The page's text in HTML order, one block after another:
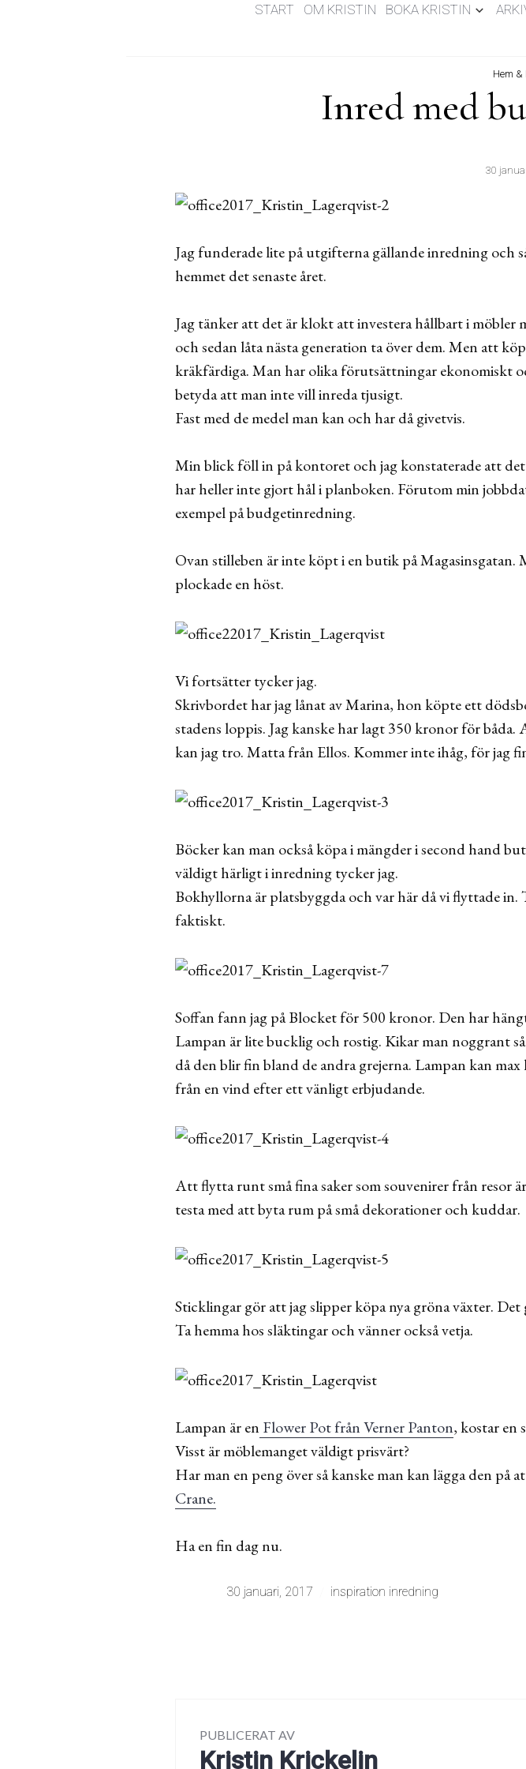
START OM KRISTIN BOKA KRISTIN
Hem &
Inred med
30
Jag funderade lite på utgifterna gällande inredning och
hemmet det senaste året.
Jag tänker att det är klokt att investera hållbart i möbler
och sedan låta nästa generation ta över dem. Men att
kräkfärdiga. Man har olika förutsättningar ekonomiskt
betyda att man inte vill inreda tjusigt.
Fast med de medel man kan och har då givetvis.
Min blick föll in på kontoret och jag konstaterade att
har heller inte gjort hål i planboken. Förutom min
exempel på budgetinredning.
Ovan stilleben är inte köpt i en butik på Magasinsgatan.
plockade en höst.
Vi fortsätter tycker jag.
Skrivbordet har jag lånat av Marina, hon köpte ett
stadens loppis. Jag kanske har lagt 350 kronor för
kan jag tro. Matta från Ellos. Kommer inte ihåg, för jag
Böcker kan man också köpa i mängder i second hand
väldigt härligt i inredning tycker jag.
Bokhyllorna är platsbyggda och var här då vi flyttade
faktiskt.
Soffan fann jag på Blocket för 500 kronor. Den har
Lampan är lite bucklig och rostig. Kikar man noggrant
då den blir fin bland de andra grejerna. Lampan kan
från en vind efter ett vänligt erbjudande.
Att flytta runt små fina saker som souvenirer från resor
testa med att byta rum på små dekorationer och kuddar.
Sticklingar gör att jag slipper köpa nya gröna växter.
Ta hemma hos släktingar och vänner också vetja.
Lampan är en Flower Pot från Verner Panton, kostar en
Visst är möblemanget väldigt prisvärt?
Har man en peng över så kanske man kan lägga den
Crane.
Ha en fin dag nu.
30 januari, 2017 inspiration inredning
PUBLICERAT AV
Kristin Krickelin